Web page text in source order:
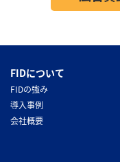
FIDについて
FIDの強み
導入事例
会社概要